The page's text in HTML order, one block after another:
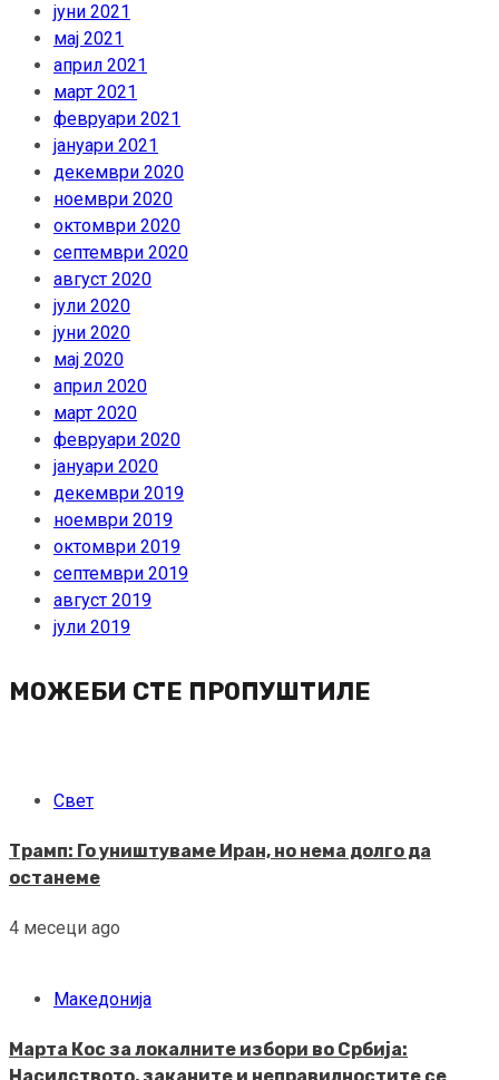
јуни 2021
мај 2021
април 2021
март 2021
февруари 2021
јануари 2021
декември 2020
ноември 2020
октомври 2020
септември 2020
август 2020
јули 2020
јуни 2020
мај 2020
април 2020
март 2020
февруари 2020
јануари 2020
декември 2019
ноември 2019
октомври 2019
септември 2019
август 2019
јули 2019
МОЖЕБИ СТЕ ПРОПУШТИЛЕ
Свет
Трамп: Го уништуваме Иран, но нема долго да
останеме
4 месеци ago
Македонија
Марта Кос за локалните избори во Србија: